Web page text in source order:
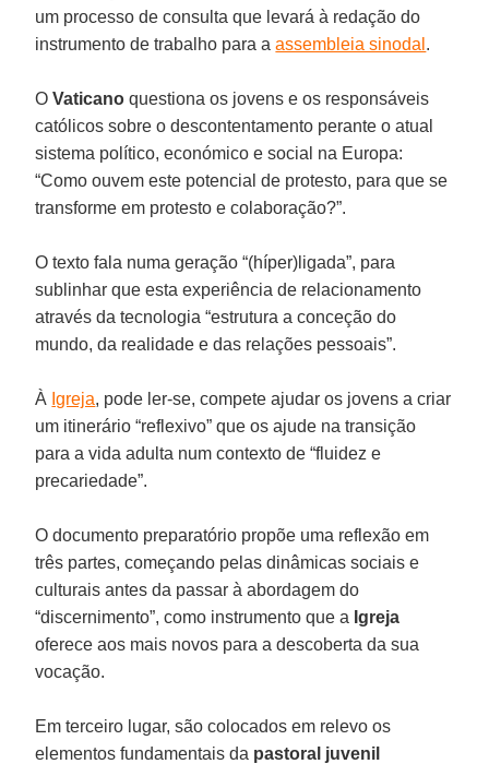
um processo de consulta que levará à redação do
instrumento de trabalho para aassembleia sinodal .
OVaticano questiona os jovens e os responsáveis
católicos sobre o descontentamento perante o atual
sistema político, económico e social na Europa:
“Como ouvem este potencial de protesto, para que se
transforme em protesto e colaboração?”.
O texto fala numa geração “(híper)ligada”, para
sublinhar que esta experiência de relacionamento
através da tecnologia “estrutura a conceção do
mundo, da realidade e das relações pessoais”.
À Igreja, pode ler-se, compete ajudar os jovens a criar
um itinerário “reflexivo” que os ajude na transição
para a vida adulta num contexto de “fluidez e
precariedade”.
O documento preparatório propõe uma reflexão em
três partes, começando pelas dinâmicas sociais e
culturais antes da passar à abordagem do
“discernimento”, como instrumento que a Igreja
oferece aos mais novos para a descoberta da sua
vocação.
Em terceiro lugar, são colocados em relevo os
elementos fundamentais da pastoral juvenil